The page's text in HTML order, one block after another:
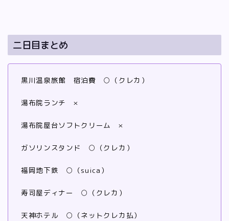
二日目まとめ
黒川温泉旅館 宿泊費 ○（クレカ）
湯布院ランチ ×
湯布院屋台ソフトクリーム ×
ガソリンスタンド ○（クレカ）
福岡地下鉄 ○（suica）
寿司屋ディナー ○（クレカ）
天神ホテル ○（ネットクレカ払）